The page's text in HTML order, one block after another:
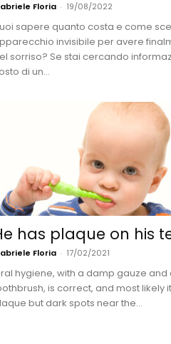
Floria - 19/08/2022
sapere quanto costa e come
invisibile per avere
sorriso? Se stai cercando
di un...
has plaque on his
Floria - 17/02/2021
hygiene, with a damp gauze and
is correct, and most likely
but dark spots near the...